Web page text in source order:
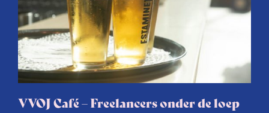
van journalisten en de subsidieregelingen
voor journalisten van het Fonds voor
Bijzondere Journalistieke Projecten.
VVOJ Café – Freelancers onder de loep